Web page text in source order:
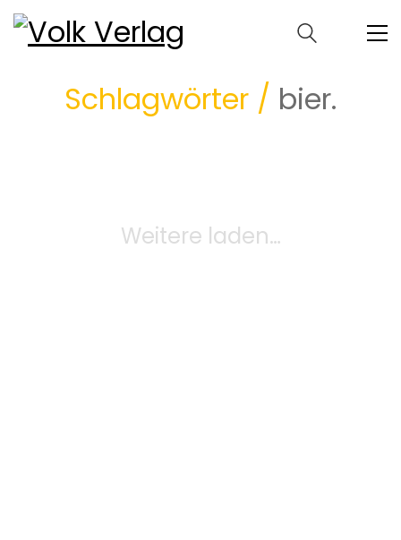
Schlagwörter / bier.
Weitere laden…